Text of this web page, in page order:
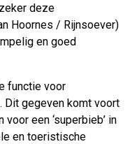
deze
Hoornes / Rijnsoever)
en goed
functie voor
gegeven komt voort
een ‘superbieb’ in
en toeristische